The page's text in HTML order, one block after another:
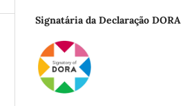
Signatária da Declaração DORA